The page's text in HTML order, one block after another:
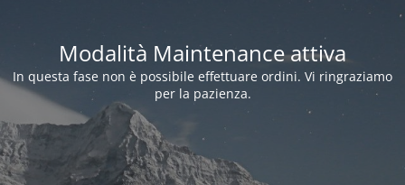
Modalità Maintenance attiva
In questa fase non è possibile effettuare ordini. Vi ringraziamo
per la pazienza.